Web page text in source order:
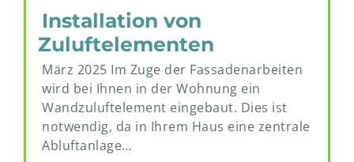
Installation von
Zuluftelementen
März 2025 Im Zuge der Fassadenarbeiten
wird bei Ihnen in der Wohnung ein
Wandzuluftelement eingebaut. Dies ist
notwendig, da in Ihrem Haus eine zentrale
Abluftanlage…